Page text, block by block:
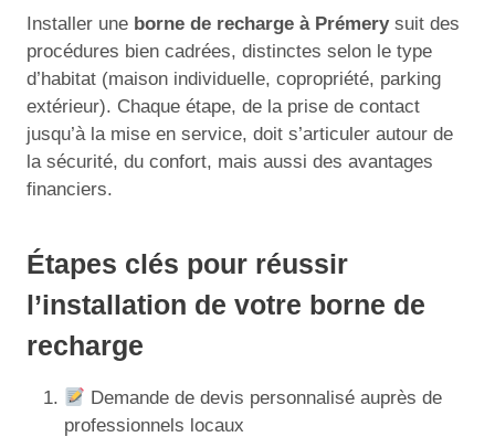
Installer une borne de recharge à Prémerysuit des
procédures bien cadrées, distinctes selon le type
d’habitat (maison individuelle, copropriété, parking
extérieur). Chaque étape, de la prise de contact
jusqu’à la mise en service, doit s’articuler autour de
la sécurité, du confort, mais aussi des avantages
financiers.
Étapes clés pour réussir
l’installation de votre borne de
recharge
Demande de devis personnalisé auprès de
professionnels locaux